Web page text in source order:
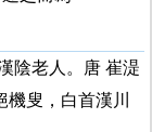
陰老人。唐 崔湜
叟，白首漢川